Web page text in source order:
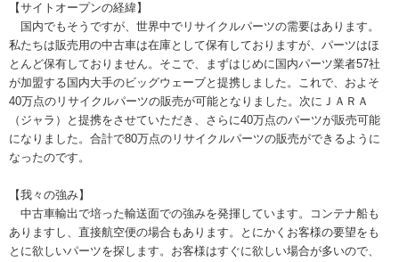
【サイトオープンの経緯】
国内でもそうですが、世界中でリサイクルパーツの需要はあります。
私たちは販売用の中古車は在庫として保有しておりますが、パーツはほ
とんど保有しておりません。そこで、まずはじめに国内パーツ業者57社
が加盟する国内大手のビッグウェーブと提携しました。これで、およそ
40万点のリサイクルパーツの販売が可能となりました。次にＪＡＲＡ
（ジャラ）と提携をさせていただき、さらに40万点のパーツが販売可能
になりました。合計で80万点のリサイクルパーツの販売ができるように
なったのです。
【我々の強み】
中古車輸出で培った輸送面での強みを発揮しています。コンテナ船も
ありますし、直接航空便の場合もあります。とにかくお客様の要望をも
とに欲しいパーツを探します。お客様はすぐに欲しい場合が多いので、